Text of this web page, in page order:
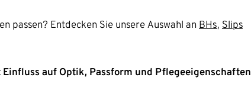
passen? Entdecken Sie unsere Auswahl an BHs, Slips
Einfluss auf Optik, Passform und Pflegeeigenschaften